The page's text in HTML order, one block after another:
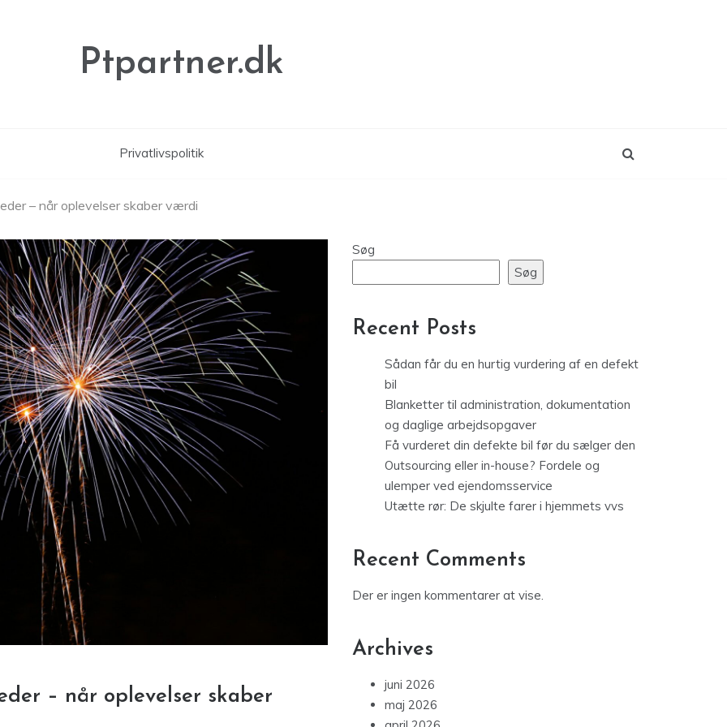
Ptpartner.dk
Privatlivspolitik
– når oplevelser skaber værdi
– når oplevelser skaber
Søg
Søg
Recent Posts
Sådan får du en hurtig vurdering af en defekt
bil
Blanketter til administration, dokumentation
og daglige arbejdsopgaver
Få vurderet din defekte bil før du sælger den
Outsourcing eller in-house? Fordele og
ulemper ved ejendomsservice
Utætte rør: De skjulte farer i hjemmets vvs
Recent Comments
Der er ingen kommentarer at vise.
Archives
juni 2026
maj 2026